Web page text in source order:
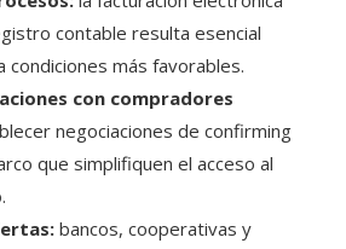
contable resulta esencial
condiciones más favorables.
con compradores
negociaciones de confirming
que simplifiquen el acceso al
bancos, cooperativas y